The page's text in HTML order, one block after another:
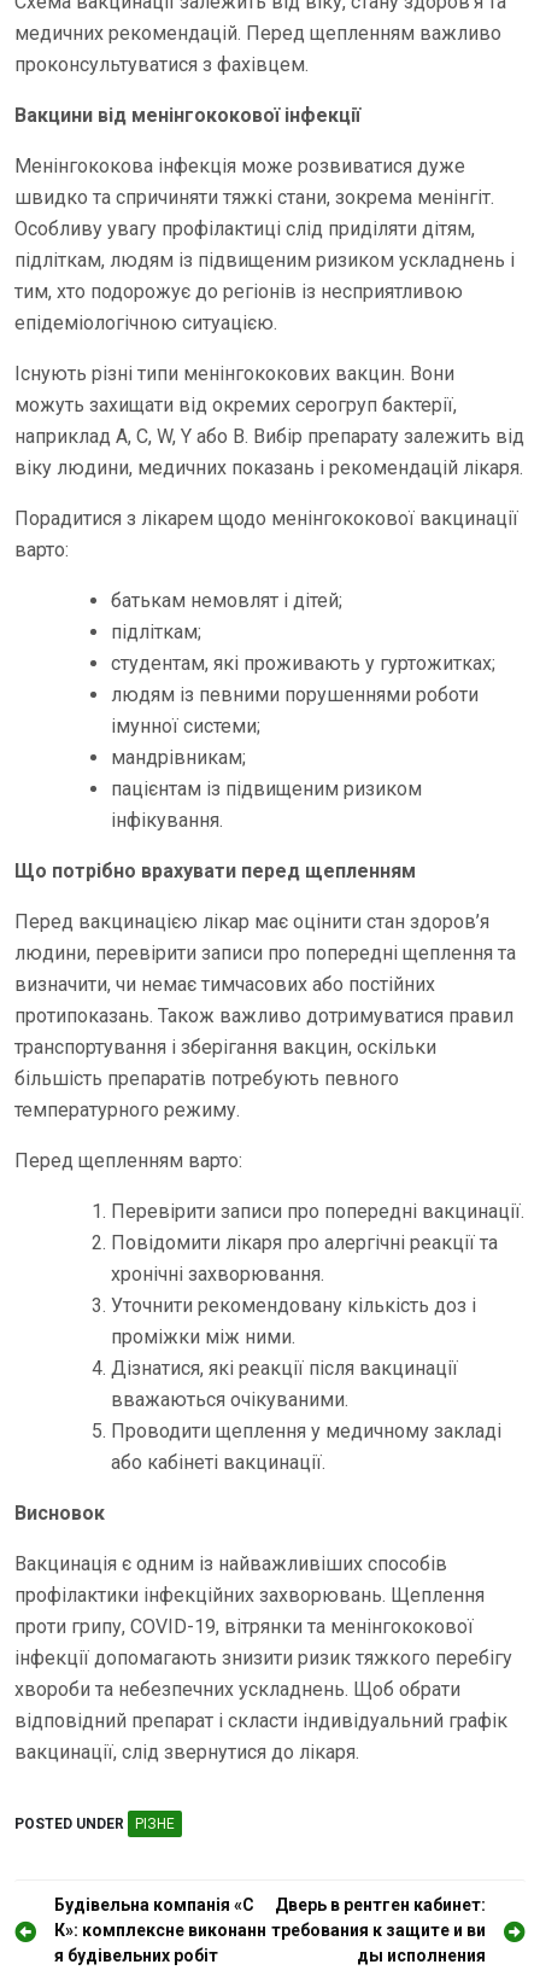
медичних рекомендацій. Перед щепленням важливо
проконсультуватися з фахівцем.
Вакцини від менінгококової інфекції
Менінгококова інфекція може розвиватися дуже
швидко та спричиняти тяжкі стани, зокрема менінгіт.
Особливу увагу профілактиці слід приділяти дітям,
підліткам, людям із підвищеним ризиком ускладнень і
тим, хто подорожує до регіонів із несприятливою
епідеміологічною ситуацією.
Існують різні типи менінгококових вакцин. Вони
можуть захищати від окремих серогруп бактерії,
наприклад A, C, W, Y або B. Вибір препарату залежить від
віку людини, медичних показань і рекомендацій лікаря.
Порадитися з лікарем щодо менінгококової вакцинації
варто:
батькам немовлят і дітей;
підліткам;
студентам, які проживають у гуртожитках;
людям із певними порушеннями роботи
імунної системи;
мандрівникам;
пацієнтам із підвищеним ризиком
інфікування.
Що потрібно врахувати перед щепленням
Перед вакцинацією лікар має оцінити стан здоров’я
людини, перевірити записи про попередні щеплення та
визначити, чи немає тимчасових або постійних
протипоказань. Також важливо дотримуватися правил
транспортування і зберігання вакцин, оскільки
більшість препаратів потребують певного
температурного режиму.
Перед щепленням варто:
Перевірити записи про попередні вакцинації.
Повідомити лікаря про алергічні реакції та
хронічні захворювання.
Уточнити рекомендовану кількість доз і
проміжки між ними.
Дізнатися, які реакції після вакцинації
вважаються очікуваними.
Проводити щеплення у медичному закладі
або кабінеті вакцинації.
Висновок
Вакцинація є одним із найважливіших способів
профілактики інфекційних захворювань. Щеплення
проти грипу, COVID-19, вітрянки та менінгококової
інфекції допомагають знизити ризик тяжкого перебігу
хвороби та небезпечних ускладнень. Щоб обрати
відповідний препарат і скласти індивідуальний графік
вакцинації, слід звернутися до лікаря.
POSTED UNDER РІЗНЕ
Н
а
Будівельна компанія «С
К»: комплексне виконанн
я будівельних робіт
Дверь в рентген кабинет:
требования к защите и ви
ды исполнения